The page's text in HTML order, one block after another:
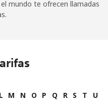
mundo te ofrecen llamadas
L M N O P Q R S T
U